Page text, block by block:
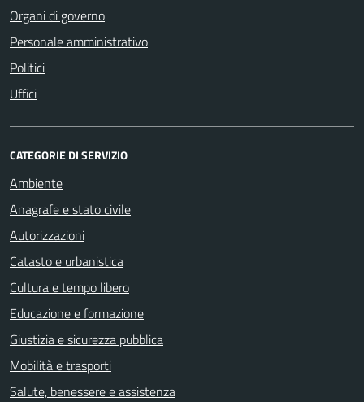
Organi di governo
Personale amministrativo
Politici
Uffici
CATEGORIE DI SERVIZIO
Ambiente
Anagrafe e stato civile
Autorizzazioni
Catasto e urbanistica
Cultura e tempo libero
Educazione e formazione
Giustizia e sicurezza pubblica
Mobilità e trasporti
Salute, benessere e assistenza